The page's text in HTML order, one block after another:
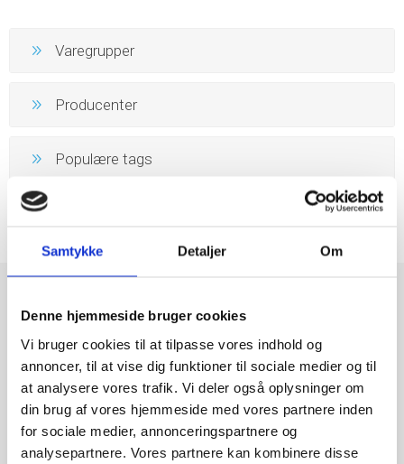
Samtykke Detaljer Om
Denne hjemmeside bruger cookies
Vi bruger cookies til at tilpasse vores indhold og
annoncer, til at vise dig funktioner til sociale medier og til
at analysere vores trafik. Vi deler også oplysninger om
din brug af vores hjemmeside med vores partnere inden
for sociale medier, annonceringspartnere og
analysepartnere. Vores partnere kan kombinere disse
Varegrupper
Producenter
Populære tags